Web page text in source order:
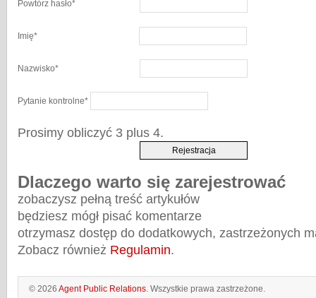
Powtórz hasło*
Imię*
Nazwisko*
Pytanie kontrolne*
Prosimy obliczyć 3 plus 4.
Dlaczego warto się zarejestrować
zobaczysz pełną treść artykułów
będziesz mógł pisać komentarze
otrzymasz dostęp do dodatkowych, zastrzeżonych
Zobacz również Regulamin.
© 2026 Agent Public Relations. Wszystkie prawa zastrzeżone.